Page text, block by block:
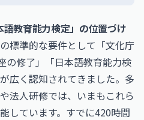
語教育能力検定」の位置づけ
標準的な要件として「文化庁
の修了」「日本語教育能力検
広く認知されてきました。多
法人研修では、いまもこれら
しています。すでに420時間